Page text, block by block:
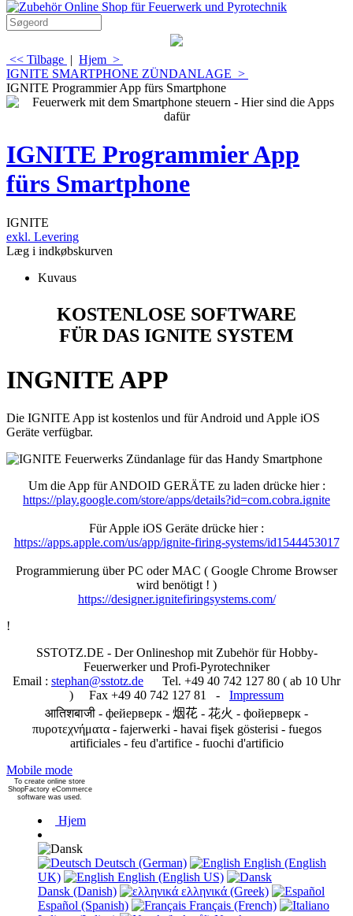
<< Tilbage | Hjem >
IGNITE SMARTPHONE ZÜNDANLAGE >
IGNITE Programmier App fürs Smartphone
IGNITE Programmier App
fürs Smartphone
IGNITE
exkl. Levering
Læg i indkøbskurven
Kuvaus
KOSTENLOSE SOFTWARE
FÜR DAS IGNITE SYSTEM
INGNITE APP
Die IGNITE App ist kostenlos und für Android und Apple iOS
Geräte verfügbar.
Um die App für ANDOID GERÄTE zu laden drücke hier :
https://play.google.com/store/apps/details?id=com.cobra.ignite
Für Apple iOS Geräte drücke hier :
https://apps.apple.com/us/app/ignite-firing-systems/id1544453017
Programmierung über PC oder MAC ( Google Chrome Browser
wird benötigt ! )
https://designer.ignitefiringsystems.com/
!
SSTOTZ.DE - Der Onlineshop mit Zubehör für Hobby-
Feuerwerker und Profi-Pyrotechniker
Email : stephan@sstotz.de Tel. +49 40 742 127 80 ( ab 10 Uhr
) Fax +49 40 742 127 81 - Impressum
आतिशबाजी - фейерверк - 烟花 - 花火 - фойерверк -
πυροτεχνήματα - fajerwerki - havai fişek gösterisi - fuegos
artificiales - feu d'artifice - fuochi d'artificio
Mobile mode
To create online store
ShopFactory eCommerce
software was used.
Hjem
Deutsch (German)
English (English
UK)
English (English US)
Dansk (Danish)
ελληνικά (Greek)
Español (Spanish)
Français (French)